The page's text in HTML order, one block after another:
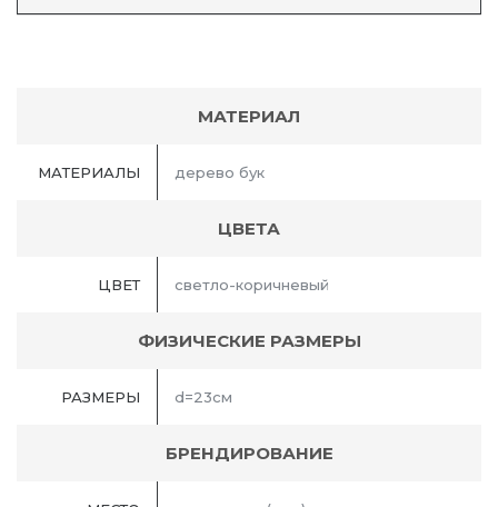
МАТЕРИАЛ
МАТЕРИАЛЫ дерево бук
ЦВЕТА
ЦВЕТ светло-коричневый
ФИЗИЧЕСКИЕ РАЗМЕРЫ
РАЗМЕРЫ d=23см
БРЕНДИРОВАНИЕ